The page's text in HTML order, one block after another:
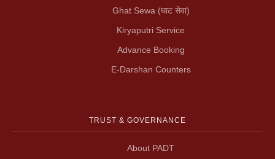
Ghat Sewa (घाट सेवा)
Kiryaputri Service
Advance Booking
E-Darshan Counters
TRUST & GOVERNANCE
About PADT